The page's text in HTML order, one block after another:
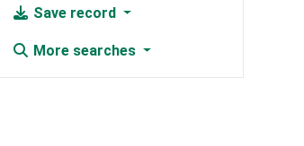
Save record
More searches